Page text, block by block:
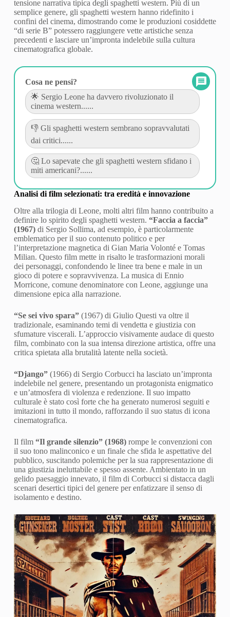
tensione narrativa tipica degli spaghetti western. Più di un
semplice genere, gli spaghetti western hanno ridefinito i
confini del cinema, dimostrando come le produzioni cosiddette
“di serie B” potessero raggiungere vette artistiche senza
precedenti e lasciare un’impronta indelebile sulla cultura
cinematografica globale.
Cosa ne pensi?
🌟 Sergio Leone ha davvero rivoluzionato il
cinema western......
👎 Gli spaghetti western sembrano sopravvalutati
dai critici......
🤔 Lo sapevate che gli spaghetti western sfidano i
miti americani?......
Analisi di film selezionati: tra eredità e innovazione
Oltre alla trilogia di Leone, molti altri film hanno contribuito a
definire lo spirito degli spaghetti western. “Faccia a faccia”
(1967)di Sergio Sollima, ad esempio, è particolarmente
emblematico per il suo contenuto politico e per
l’interpretazione magnetica di Gian Maria Volonté e Tomas
Milian. Questo film mette in risalto le trasformazioni morali
dei personaggi, confondendo le linee tra bene e male in un
gioco di potere e sopravvivenza. La musica di Ennio
Morricone, comune denominatore con Leone, aggiunge una
dimensione epica alla narrazione.
“Se sei vivo spara”(1967) di Giulio Questi va oltre il
tradizionale, esaminando temi di vendetta e giustizia con
sfumature viscerali. L’approccio visivamente audace di questo
film, combinato con la sua intensa direzione artistica, offre una
critica spietata alla brutalità latente nella società.
“Django”(1966) di Sergio Corbucci ha lasciato un’impronta
indelebile nel genere, presentando un protagonista enigmatico
e un’atmosfera di violenza e redenzione. Il suo impatto
culturale è stato così forte che ha generato numerosi seguiti e
imitazioni in tutto il mondo, rafforzando il suo status di icona
cinematografica.
Il film “Il grande silenzio” (1968)rompe le convenzioni con
il suo tono malinconico e un finale che sfida le aspettative del
pubblico, suscitando polemiche per la sua rappresentazione di
una giustizia ineluttabile e spesso assente. Ambientato in un
gelido paesaggio innevato, il film di Corbucci si distacca dagli
scenari desertici tipici del genere per enfatizzare il senso di
isolamento e destino.